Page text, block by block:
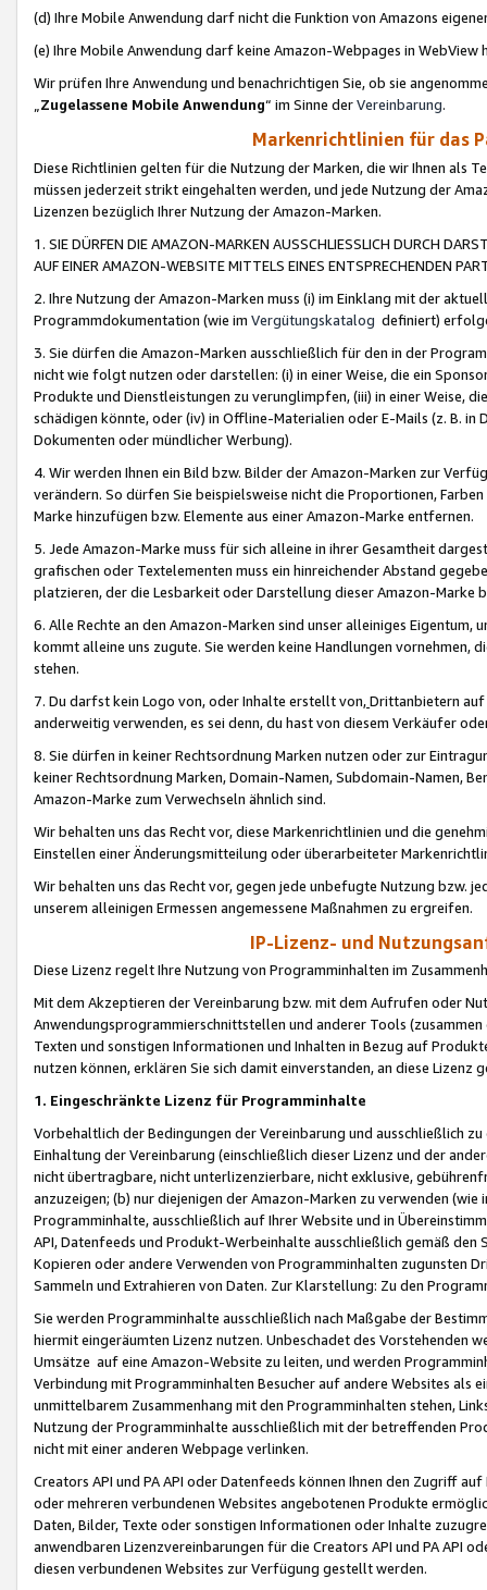
(d) Ihre Mobile Anwendung darf nicht die Funktion von Amazons
(e) Ihre Mobile Anwendung darf keine Amazon-Webpages in WebView
Wir prüfen Ihre Anwendung und benachrichtigen Sie, ob sie
„Zugelassene Mobile Anwendung“ im Sinne derVereinbarung.
Markenrichtlinien für das
Diese Richtlinien gelten für die Nutzung der Marken, die wir Ihnen als
müssen jederzeit strikt eingehalten werden, und jede Nutzung der
Lizenzen bezüglich Ihrer Nutzung der Amazon-Marken.
1. SIE DÜRFEN DIE AMAZON-MARKEN AUSSCHLIESSLICH DURCH
AUF EINER AMAZON-WEBSITE MITTELS EINES ENTSPRECHENDEN
2. Ihre Nutzung der Amazon-Marken muss (i) im Einklang mit der
Programmdokumentation (wie im Vergütungskatalog definiert)
3. Sie dürfen die Amazon-Marken ausschließlich für den in der
nicht wie folgt nutzen oder darstellen: (i) in einer Weise, die ein
Produkte und Dienstleistungen zu verunglimpfen, (iii) in einer Weise,
schädigen könnte, oder (iv) in Offline-Materialien oder E-Mails (z. B. in
Dokumenten oder mündlicher Werbung).
4. Wir werden Ihnen ein Bild bzw. Bilder der Amazon-Marken zur
verändern. So dürfen Sie beispielsweise nicht die Proportionen,
Marke hinzufügen bzw. Elemente aus einer Amazon-Marke entfernen.
5. Jede Amazon-Marke muss für sich alleine in ihrer Gesamtheit
grafischen oder Textelementen muss ein hinreichender Abstand
platzieren, der die Lesbarkeit oder Darstellung dieser Amazon-Marke
6. Alle Rechte an den Amazon-Marken sind unser alleiniges
kommt alleine uns zugute. Sie werden keine Handlungen vornehmen,
stehen.
7. Du darfst kein Logo von, oder Inhalte erstellt von,Drittanbietern auf
anderweitig verwenden, es sei denn, du hast von diesem Verkäufer
8. Sie dürfen in keiner Rechtsordnung Marken nutzen oder zur
keiner Rechtsordnung Marken, Domain-Namen, Subdomain-Namen,
Amazon-Marke zum Verwechseln ähnlich sind.
Wir behalten uns das Recht vor, diese Markenrichtlinien und die
Einstellen einer Änderungsmitteilung oder überarbeiteter
Wir behalten uns das Recht vor, gegen jede unbefugte Nutzung bzw.
unserem alleinigen Ermessen angemessene Maßnahmen zu ergreifen.
IP-Lizenz- und
Diese Lizenz regelt Ihre Nutzung von Programminhalten im
Mit dem Akzeptieren der Vereinbarung bzw. mit dem Aufrufen oder
Anwendungsprogrammierschnittstellen und anderer Tools (zusammen
Texten und sonstigen Informationen und Inhalten in Bezug auf
nutzen können, erklären Sie sich damit einverstanden, an diese Lizenz
1. Eingeschränkte Lizenz für Programminhalte
Vorbehaltlich der Bedingungen der Vereinbarung und ausschließlich
Einhaltung der Vereinbarung (einschließlich dieser Lizenz und der
nicht übertragbare, nicht unterlizenzierbare, nicht exklusive,
anzuzeigen; (b) nur diejenigen der Amazon-Marken zu verwenden
Programminhalte, ausschließlich auf Ihrer Website und in
API, Datenfeeds und Produkt-Werbeinhalte ausschließlich gemäß
Kopieren oder andere Verwenden von Programminhalten zugunsten
Sammeln und Extrahieren von Daten. Zur Klarstellung: Zu den
Sie werden Programminhalte ausschließlich nach Maßgabe der
hiermit eingeräumten Lizenz nutzen. Unbeschadet des Vorstehenden
Umsätze auf eine Amazon-Website zu leiten, und werden
Verbindung mit Programminhalten Besucher auf andere Websites als
unmittelbarem Zusammenhang mit den Programminhalten stehen,
Nutzung der Programminhalte ausschließlich mit der betreffenden
nicht mit einer anderen Webpage verlinken.
Creators API und PA API oder Datenfeeds können Ihnen den Zugriff
oder mehreren verbundenen Websites angebotenen Produkte
Daten, Bilder, Texte oder sonstigen Informationen oder Inhalte
anwendbaren Lizenzvereinbarungen für die Creators API und PA API
diesen verbundenen Websites zur Verfügung gestellt werden.